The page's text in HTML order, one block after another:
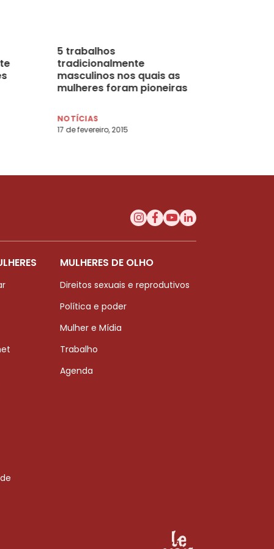
5 trabalhos
tradicionalmente
masculinos nos quais as
mulheres foram pioneiras
NOTÍCIAS
17 de fevereiro, 2015
MULHERES DE OLHO
Direitos sexuais e reprodutivos
Política e poder
Mulher e Mídia
Trabalho
Agenda